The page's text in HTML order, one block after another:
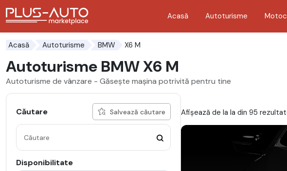
Acasă Autoturisme
Acasă Autoturisme BMW X6 M
Autoturisme BMW X6 M
Autoturisme de vânzare - Găsește mașina potrivită pentru tine
Căutare Salvează căutare
Disponibilitate
Afișează de la la din 95